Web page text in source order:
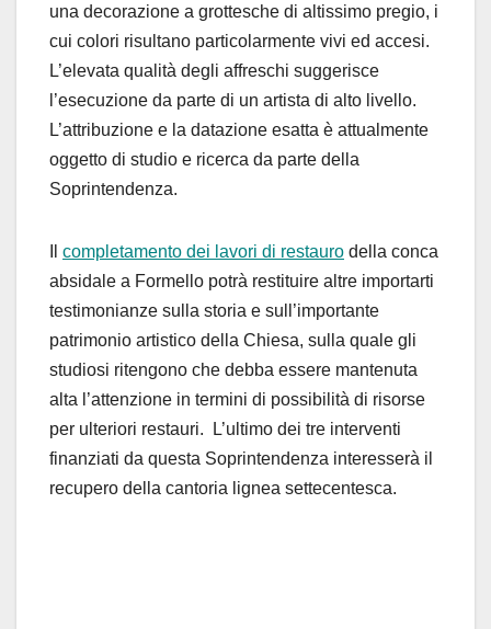
una decorazione a grottesche di altissimo pregio, i
cui colori risultano particolarmente vivi ed accesi.
L’elevata qualità degli affreschi suggerisce
l’esecuzione da parte di un artista di alto livello.
L’attribuzione e la datazione esatta è attualmente
oggetto di studio e ricerca da parte della
Soprintendenza.
completamento dei lavori di restauro della conca
absidale a Formello potrà restituire altre importarti
testimonianze sulla storia e sull’importante
patrimonio artistico della Chiesa, sulla quale gli
studiosi ritengono che debba essere mantenuta
alta l’attenzione in termini di possibilità di risorse
per ulteriori restauri. L’ultimo dei tre interventi
finanziati da questa Soprintendenza interesserà il
recupero della cantoria lignea settecentesca.